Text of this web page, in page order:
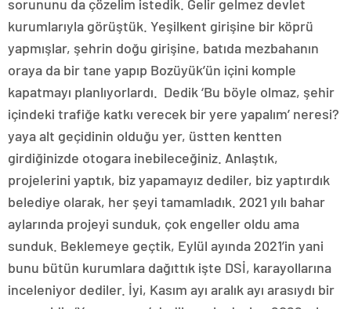
sorununu da çözelim istedik. Gelir gelmez devlet
kurumlarıyla görüştük. Yeşilkent girişine bir köprü
yapmışlar, şehrin doğu girişine, batıda mezbahanın
oraya da bir tane yapıp Bozüyük’ün içini komple
kapatmayı planlıyorlardı. Dedik ‘Bu böyle olmaz, şehir
içindeki trafiğe katkı verecek bir yere yapalım’ neresi?
yaya alt geçidinin olduğu yer, üstten kentten
girdiğinizde otogara inebileceğiniz. Anlaştık,
projelerini yaptık, biz yapamayız dediler, biz yaptırdık
belediye olarak, her şeyi tamamladık. 2021 yılı bahar
aylarında projeyi sunduk, çok engeller oldu ama
sunduk. Beklemeye geçtik, Eylül ayında 2021’in yani
bunu bütün kurumlara dağıttık işte DSİ, karayollarına
inceleniyor dediler. İyi, Kasım ayı aralık ayı arasıydı bir